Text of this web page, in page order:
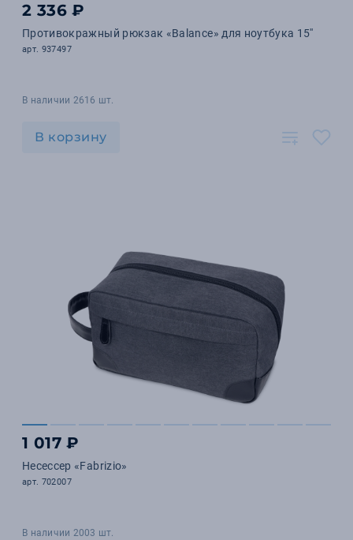
2 336 ₽
Противокражный рюкзак «Balance» для ноутбука 15''
арт. 937497
В наличии 2616 шт.
В корзину
1 017 ₽
Несессер «Fabrizio»
арт. 702007
В наличии 2003 шт.